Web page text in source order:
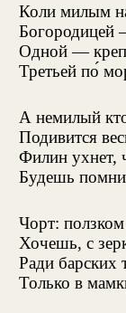
Коли милым
Богородицей
Одной —
Третьей по́
А немилый
Подивится
Филин ухнет,
Будешь
Чорт:
Хочешь, с
Ради
Только в